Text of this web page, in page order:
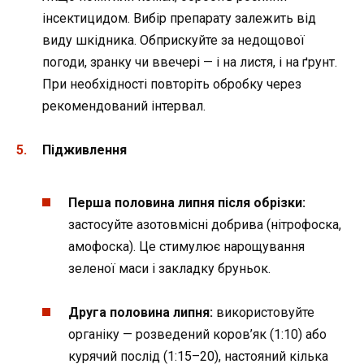
інсектицидом. Вибір препарату залежить від
виду шкідника. Обприскуйте за недощової
погоди, зранку чи ввечері — і на листя, і на ґрунт.
При необхідності повторіть обробку через
рекомендований інтервал.
Підживлення
Перша половина липня після обрізки:
застосуйте азотовмісні добрива (нітрофоска,
амофоска). Це стимулює нарощування
зеленої маси і закладку бруньок.
Друга половина липня: використовуйте
органіку — розведений коров’як (1:10) або
курячий послід (1:15–20), настояний кілька